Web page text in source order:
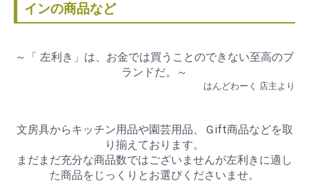
インの商品など
～「 左利き」は、お金では買うことのできない至高のブ
ランドだ。～
はんどわーく 店主より
文房具からキッチン用品や園芸用品、Ｇift商品などを取
り揃えております。
まだまだ充分な商品数ではございませんが左利きに適し
た商品をじっくりとお選びくださいませ。